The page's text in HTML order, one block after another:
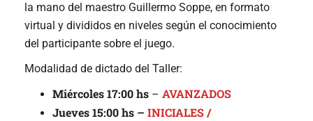
la mano del maestro Guillermo Soppe, en formato
virtual y divididos en niveles según el conocimiento
del participante sobre el juego.
Modalidad de dictado del Taller:
Miércoles 17:00 hs – AVANZADOS
Jueves 15:00 hs – INICIALES /